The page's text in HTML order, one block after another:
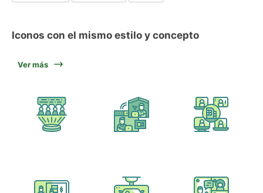
Iconos con el mismo estilo y concepto
Ver más